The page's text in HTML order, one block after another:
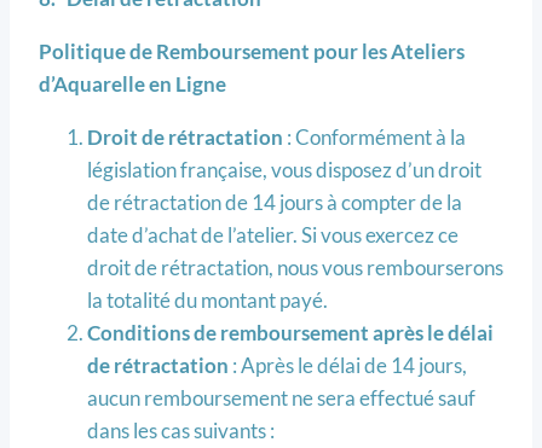
Politique de Remboursement pour les Ateliers
d’Aquarelle en Ligne
Droit de rétractation : Conformément à la
législation française, vous disposez d’un droit
de rétractation de 14 jours à compter de la
date d’achat de l’atelier. Si vous exercez ce
droit de rétractation, nous vous rembourserons
la totalité du montant payé.
Conditions de remboursement après le délai
de rétractation : Après le délai de 14 jours,
aucun remboursement ne sera effectué sauf
dans les cas suivants :